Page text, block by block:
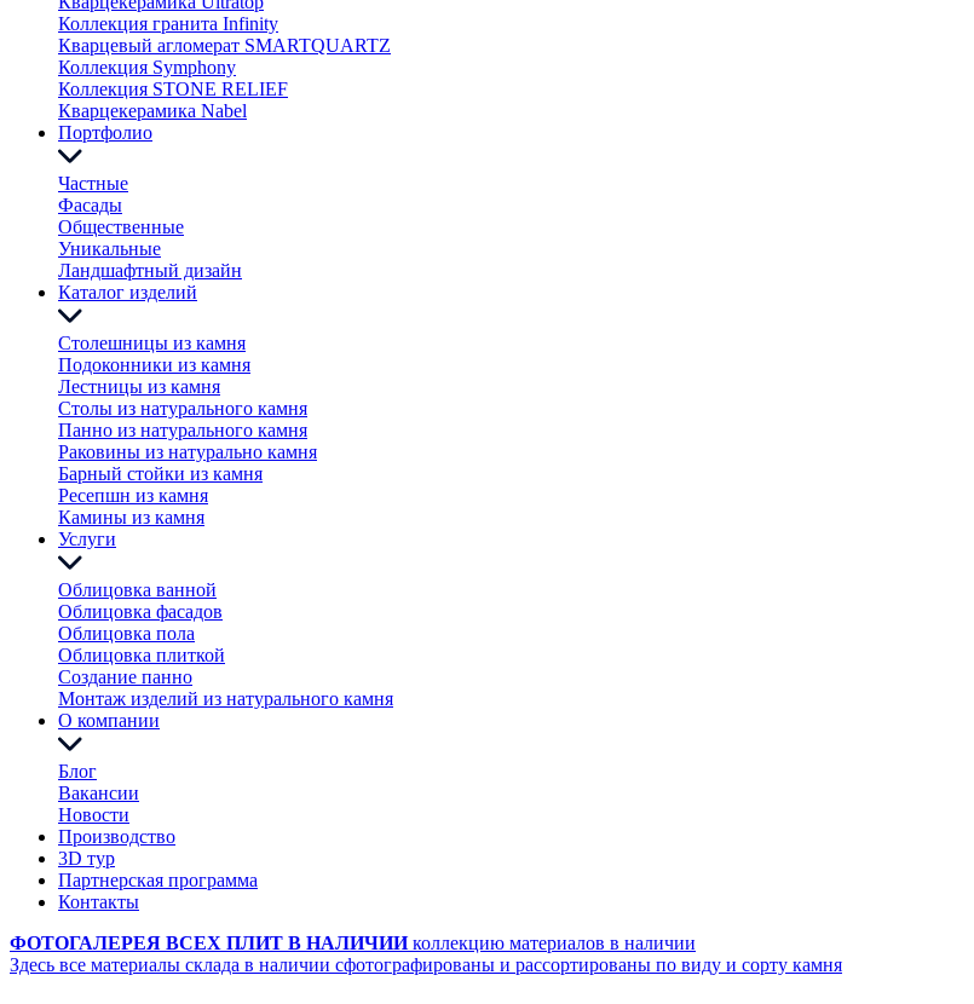
Коллекция гранита Infinity
Кварцевый агломерат SMARTQUARTZ
Коллекция Symphony
Коллекция STONE RELIEF
Кварцекерамика Nabel
Портфолио
Частные
Фасады
Общественные
Уникальные
Ландшафтный дизайн
Каталог изделий
Столешницы из камня
Подоконники из камня
Лестницы из камня
Столы из натурального камня
Панно из натурального камня
Раковины из натурально камня
Барный стойки из камня
Ресепшн из камня
Камины из камня
Услуги
Облицовка ванной
Облицовка фасадов
Облицовка пола
Облицовка плиткой
Создание панно
Монтаж изделий из натурального камня
О компании
Блог
Вакансии
Новости
Производство
3D тур
Партнерская программа
Контакты
ФОТОГАЛЕРЕЯ ВСЕХ ПЛИТ В НАЛИЧИИ коллекцию материалов в наличии
Здесь все материалы склада в наличии сфотографированы и рассортированы по виду и сорту камня